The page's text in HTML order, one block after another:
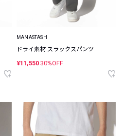
MANASTASH
ドライ素材 スラックスパンツ
¥11,550 30%OFF